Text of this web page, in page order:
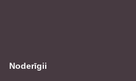
Noderīgii